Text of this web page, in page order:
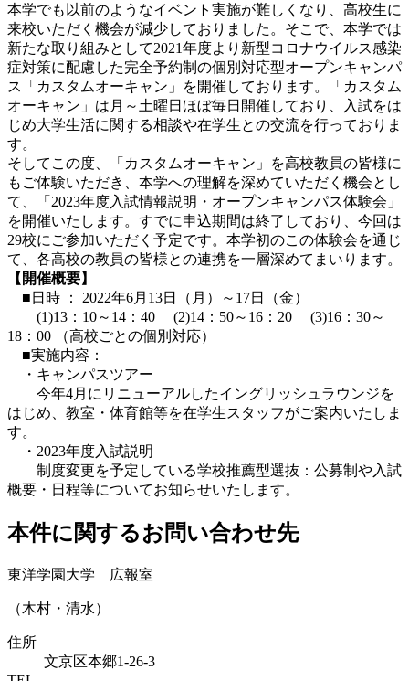
本学でも以前のようなイベント実施が難しくなり、高校生に
来校いただく機会が減少しておりました。そこで、本学では
新たな取り組みとして2021年度より新型コロナウイルス感染
症対策に配慮した完全予約制の個別対応型オープンキャンパ
ス「カスタムオーキャン」を開催しております。「カスタム
オーキャン」は月～土曜日ほぼ毎日開催しており、入試をは
じめ大学生活に関する相談や在学生との交流を行っておりま
す。
そしてこの度、「カスタムオーキャン」を高校教員の皆様に
もご体験いただき、本学への理解を深めていただく機会とし
て、「2023年度入試情報説明・オープンキャンパス体験会」
を開催いたします。すでに申込期間は終了しており、今回は
29校にご参加いただく予定です。本学初のこの体験会を通じ
て、各高校の教員の皆様との連携を一層深めてまいります。
【開催概要】
■日時 ： 2022年6月13日（月）～17日（金）
(1)13：10～14：40 (2)14：50～16：20 (3)16：30～
18：00 （高校ごとの個別対応）
■実施内容：
・キャンパスツアー
今年4月にリニューアルしたイングリッシュラウンジを
はじめ、教室・体育館等を在学生スタッフがご案内いたしま
す。
・2023年度入試説明
制度変更を予定している学校推薦型選抜：公募制や入試
概要・日程等についてお知らせいたします。
本件に関するお問い合わせ先
東洋学園大学 広報室
（木村・清水）
住所
文京区本郷1-26-3